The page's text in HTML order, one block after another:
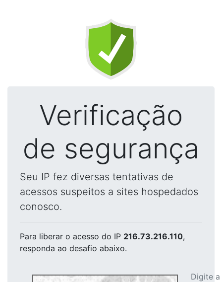
Verificação
de segurança
Seu IP fez diversas tentativas de
acessos suspeitos a sites hospedados
conosco.
Para liberar o acesso do IP 216.73.216.110,
responda ao desafio abaixo.
Digite